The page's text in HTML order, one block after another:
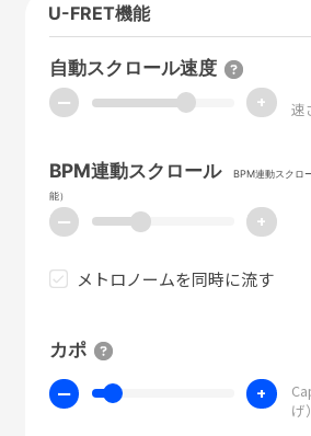
U-FRET機能
自動スクロール速度
ー + 速
BPM連動スクロール
BPM連動スクロ
能）
ー +
メトロノームを同時に流す
カポ
ー +
げ